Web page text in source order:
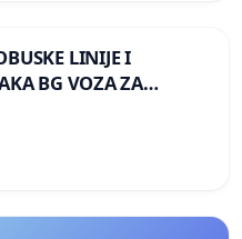
LINIJE I
BG VOZA ZA